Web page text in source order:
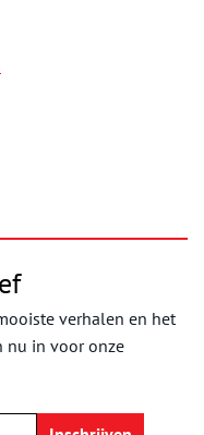
verhalen en het
nu in voor onze